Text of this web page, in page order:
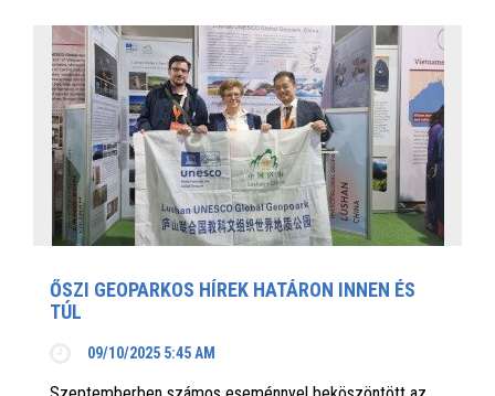
ŐSZI GEOPARKOS HÍREK HATÁRON INNEN ÉS
TÚL
09/10/2025 5:45 AM